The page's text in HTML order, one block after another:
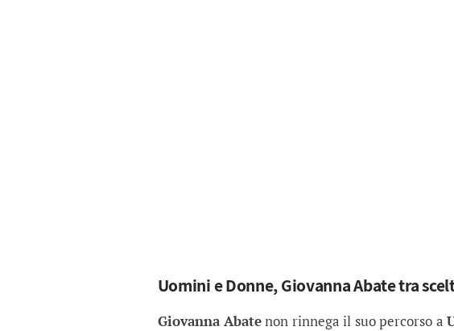
Uomini e Donne, Giovanna Abate tra
Giovanna Abatenon rinnega il suo percorso a